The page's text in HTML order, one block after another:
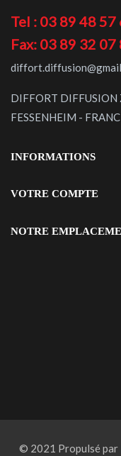
Tel : 03 89 48 57
Fax: 03 89 32 07
DIFFORT
FESSENHEIM -
INFORMATIONS
VOTRE COMPTE
NOTRE
© 2021 Propulsé par